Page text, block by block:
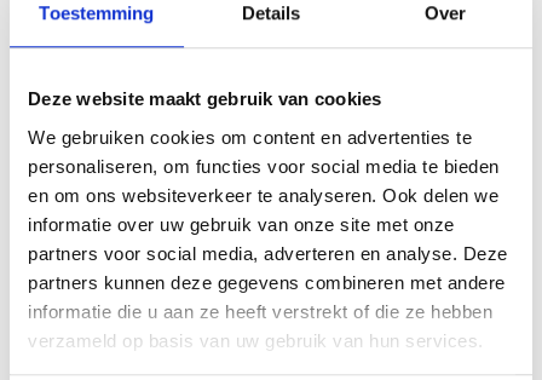
Toestemming Details Over
Deze website maakt gebruik van cookies
We gebruiken cookies om content en advertenties te
personaliseren, om functies voor social media te bieden
en om ons websiteverkeer te analyseren. Ook delen we
informatie over uw gebruik van onze site met onze
partners voor social media, adverteren en analyse. Deze
partners kunnen deze gegevens combineren met andere
informatie die u aan ze heeft verstrekt of die ze hebben
verzameld op basis van uw gebruik van hun services.
als mantelzorger minder. Voorbeelden van
wat de mantelzorgconsulent biedt:
Informatie, advies en begeleiding op uw
situatie toegesneden Cursussen die u
verder helpen en kracht geven
Bijeenkomsten waarin u ervaringen kunt
Verder lezen
Teveel thema's om uit te kiezen? Klik hieronder
op een onderwerp waarover jij meer wil weten.
Pgb Mijn bijzondere kind